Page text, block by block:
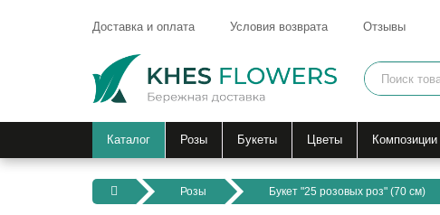
Доставка и оплата Условия возврата Отзывы
Каталог Розы Букеты Цветы Композиции
Розы Букет "25 розовых роз" (70 см)